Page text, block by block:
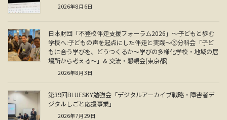
2026年8月6日
日本財団「不登校伴走支援フォーラム2026」～子どもと歩む
学校へ:子どもの声を起点にした伴走と実践～③分科会「子ど
もに合う学びを、どうつくるか～学びの多様化学校・地域の居
場所から考える～」& 交流・懇親会(東京都)
2026年8月3日
第39回BLUESKY勉強会「デジタルアーカイブ戦略・障害者デ
ジタルしごと応援事業」
2026年7月29日